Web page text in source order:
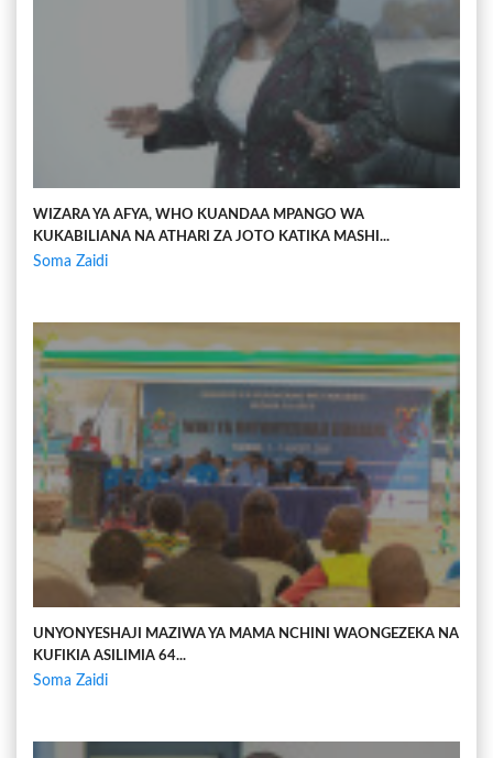
WIZARA YA AFYA, WHO KUANDAA MPANGO WA
KUKABILIANA NA ATHARI ZA JOTO KATIKA MASHI...
Soma Zaidi
UNYONYESHAJI MAZIWA YA MAMA NCHINI WAONGEZEKA NA
KUFIKIA ASILIMIA 64...
Soma Zaidi